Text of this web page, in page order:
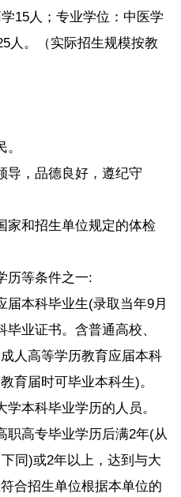
15人；专业学位：中医学
人。（实际招生规模按教
，品德良好，遵纪守
和招生单位规定的体检
等条件之一:
本科毕业生(录取当年9月
业证书。含普通高校、
人高等学历教育应届本科
育届时可毕业本科生)。
本科毕业学历的人员。
高专毕业学历后满2年(从
同)或2年以上，达到与大
合招生单位根据本单位的